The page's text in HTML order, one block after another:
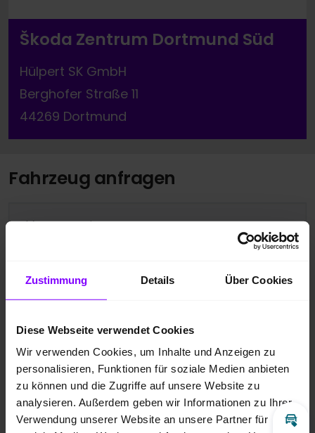
Zustimmung Details Über Cookies
Diese Webseite verwendet Cookies
Wir verwenden Cookies, um Inhalte und Anzeigen zu
personalisieren, Funktionen für soziale Medien anbieten
zu können und die Zugriffe auf unsere Website zu
analysieren. Außerdem geben wir Informationen zu Ihrer
Verwendung unserer Website an unsere Partner für
Škoda Zentrum Dortmund Süd
Hülpert SK GmbH
Berghofer Straße 11
44269 Dortmund
Fahrzeug anfragen
Vorname*
Nachname
Telefonnummer
E-Mail